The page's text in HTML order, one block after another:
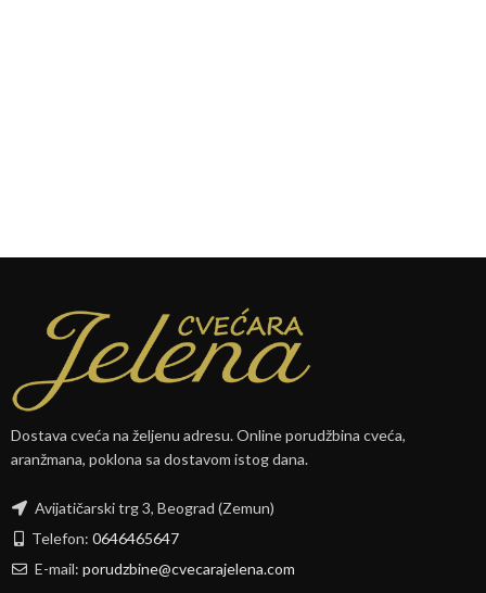
Dostava cveća na željenu adresu. Online porudžbina cveća,
aranžmana, poklona sa dostavom istog dana.
Avijatičarski trg 3, Beograd (Zemun)
Telefon: 0646465647
E-mail: porudzbine@cvecarajelena.com